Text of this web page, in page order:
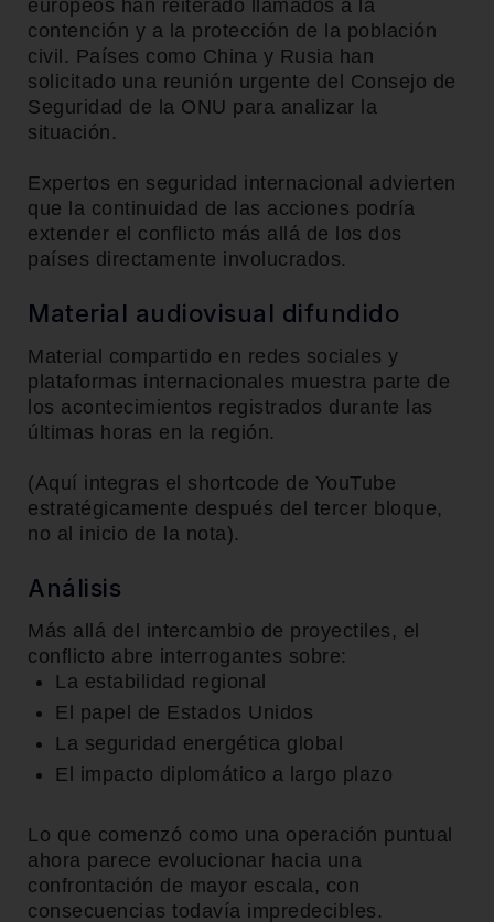
europeos han reiterado llamados a la
contención y a la protección de la población
civil. Países como China y Rusia han
solicitado una reunión urgente del Consejo de
Seguridad de la ONU para analizar la
situación.
Expertos en seguridad internacional advierten
que la continuidad de las acciones podría
extender el conflicto más allá de los dos
países directamente involucrados.
Material audiovisual difundido
Material compartido en redes sociales y
plataformas internacionales muestra parte de
los acontecimientos registrados durante las
últimas horas en la región.
(Aquí integras el shortcode de YouTube
estratégicamente después del tercer bloque,
no al inicio de la nota).
Análisis
Más allá del intercambio de proyectiles, el
conflicto abre interrogantes sobre:
La estabilidad regional
El papel de Estados Unidos
La seguridad energética global
El impacto diplomático a largo plazo
Lo que comenzó como una operación puntual
ahora parece evolucionar hacia una
confrontación de mayor escala, con
consecuencias todavía impredecibles.